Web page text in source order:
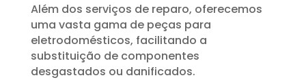
Além dos serviços de reparo, oferecemos
uma vasta gama de peças para
eletrodomésticos, facilitando a
substituição de componentes
desgastados ou danificados.